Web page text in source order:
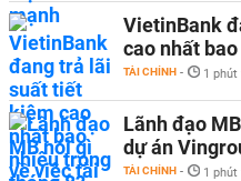
VietinBank
cao nhất
TÀI CHÍNH - 1
Lãnh đạo
dự án
TÀI CHÍNH - 1